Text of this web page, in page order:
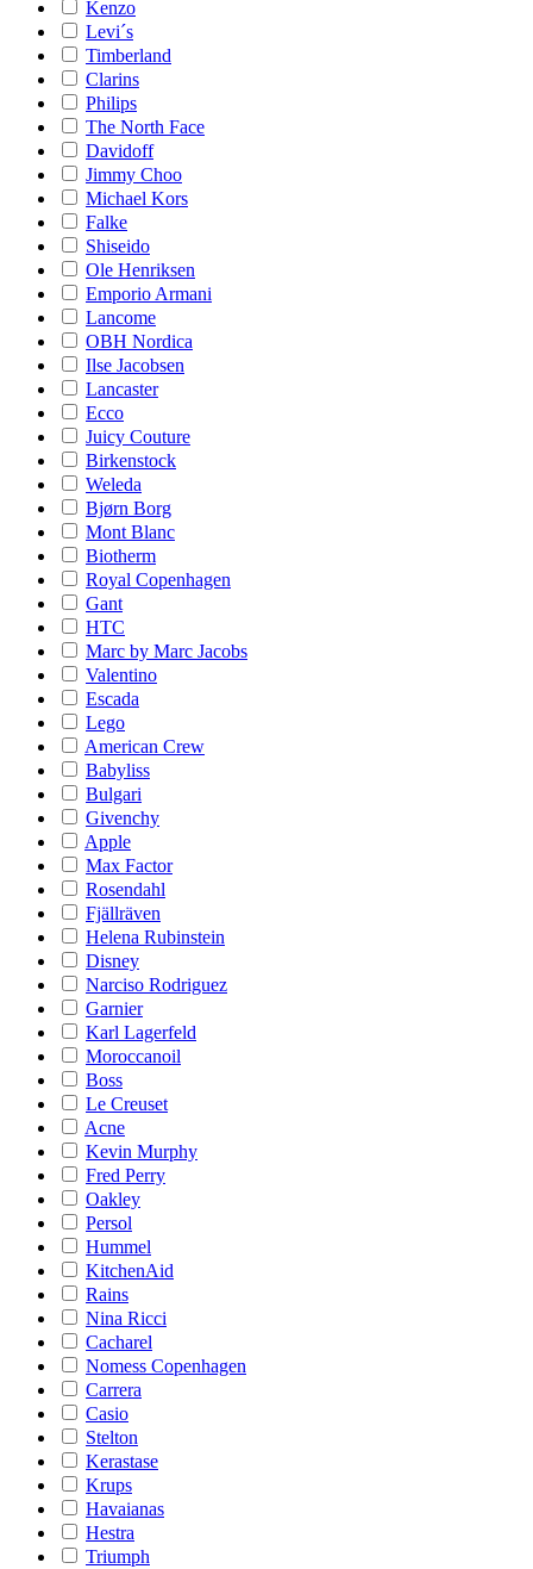
Kenzo
Levi´s
Timberland
Clarins
Philips
The North Face
Davidoff
Jimmy Choo
Michael Kors
Falke
Shiseido
Ole Henriksen
Emporio Armani
Lancome
OBH Nordica
Ilse Jacobsen
Lancaster
Ecco
Juicy Couture
Birkenstock
Weleda
Bjørn Borg
Mont Blanc
Biotherm
Royal Copenhagen
Gant
HTC
Marc by Marc Jacobs
Valentino
Escada
Lego
American Crew
Babyliss
Bulgari
Givenchy
Apple
Max Factor
Rosendahl
Fjällräven
Helena Rubinstein
Disney
Narciso Rodriguez
Garnier
Karl Lagerfeld
Moroccanoil
Boss
Le Creuset
Acne
Kevin Murphy
Fred Perry
Oakley
Persol
Hummel
KitchenAid
Rains
Nina Ricci
Cacharel
Nomess Copenhagen
Carrera
Casio
Stelton
Kerastase
Krups
Havaianas
Hestra
Triumph